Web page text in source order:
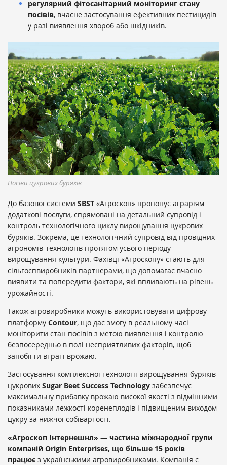
регулярний фітосанітарний моніторинг стану
посівів, вчасне застосування ефективних пестицидів
у разі виявлення хвороб або шкідників.
Посіви цукрових буряків
До базової системи SBST «Агроскоп» пропонує аграріям
додаткові послуги, спрямовані на детальний супровід і
контроль технологічного циклу вирощування цукрових
буряків. Зокрема, це технологічний супровід від провідних
агрономів-технологів протягом усього періоду
вирощування культури. Фахівці «Агроскопу» стають для
сільгоспвиробників партнерами, що допомагає вчасно
виявити та попередити фактори, які впливають на рівень
урожайності.
Також агровиробники можуть використовувати цифрову
платформу Contour, що дає змогу в реальному часі
моніторити стан посівів з метою виявлення і контролю
безпосередньо в полі несприятливих факторів, щоб
запобігти втраті врожаю.
Застосування комплексної технології вирощування буряків
цукрових Sugar Beet Success Technology забезпечує
максимальну прибавку врожаю високої якості з відмінними
показниками лежкості коренеплодів і підвищеним виходом
цукру за нижчої собівартості.
«Агроскоп Інтернешнл» — частина міжнародної групи
компаній Origin Enterprises, що більше 15 років
працює з українськими агровиробниками. Компанія є